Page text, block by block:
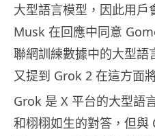
大型語言模型，因此用戶
Musk 在回應中同意
聯網訓練數據中的大型語
又提到 Grok 2 在這方面
Grok 是 X 平台的大型語
和栩栩如生的對答，但與